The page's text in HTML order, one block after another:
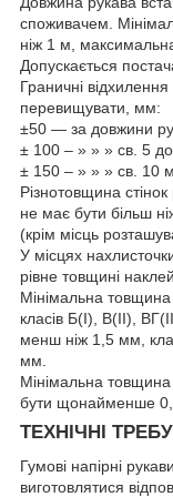
споживачем.
ніж 1 м,
Допускається
Граничні
перевищувати, мм:
±50 — за довжини
± 100 – » » » св. 5
± 150 – » » » св. 10 м.
Різнотовщина
не має бути більш
(крім місць
У місцях
рівне товщині
Мінімальна товщина
класів Б(I), В(II),
менш ніж 1,5 мм,
мм.
Мінімальна товщина
бути щонайменше
ТЕХНІЧНІ
Гумові напірні
виготовлятися